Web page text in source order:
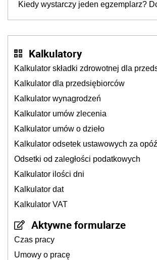
Kiedy wystarczy jeden egzemplarz?
Kalkulatory
Kalkulator składki zdrowotnej dla
Kalkulator dla przedsiębiorców
Kalkulator wynagrodzeń
Kalkulator umów zlecenia
Kalkulator umów o dzieło
Kalkulator odsetek ustawowych za
Odsetki od zaległości podatkowych
Kalkulator ilości dni
Kalkulator dat
Kalkulator VAT
Aktywne formularze
Czas pracy
Umowy o pracę